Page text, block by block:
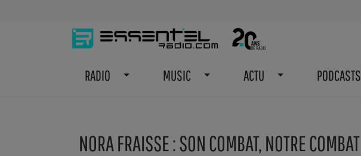
RADIO MUSIC ACTU PODCASTS
NORA FRAISSE : SON COMBAT, NOTRE COMBAT